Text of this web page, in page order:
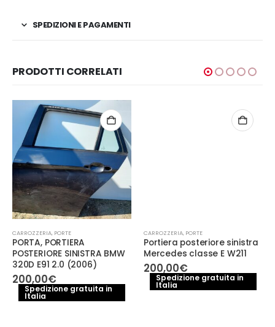
SPEDIZIONI E PAGAMENTI
PRODOTTI CORRELATI
CARROZZERIA, PORTE
PORTA, PORTIERA
POSTERIORE SINISTRA BMW
320D E91 2.0 (2006)
200,00€
Spedizione gratuita in
Italia
CARROZZERIA, PORTE
Portiera posteriore sinistra
Mercedes classe E W211
200,00€
Spedizione gratuita in
Italia